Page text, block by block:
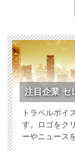
注目企業 セ
トラベルボイ
す。ロゴをク
ーやニュース